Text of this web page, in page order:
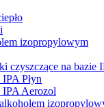
izopropylowym
czyszczące na bazie
Płyn
Aerozol